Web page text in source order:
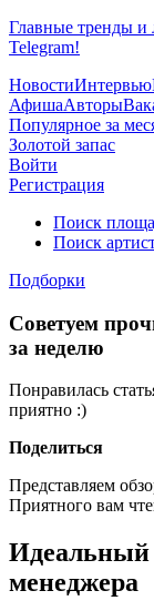
Главные тренды
Telegram!
НовостиИнтервью
АфишаАвторы
Популярное за
Золотой запас
Войти
Регистрация
Поиск
Поиск
Подборки
Советуем
за неделю
Понравилась
приятно :)
Поделиться
Представляем
Приятного вам
Идеальный
менеджера